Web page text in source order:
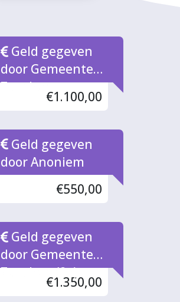
Geld gegeven
door Gemeente
Zutphen
€1.100,00
Geld gegeven
door Anoniem
€550,00
Geld gegeven
door Gemeente
Zutphen (2x)
€1.350,00